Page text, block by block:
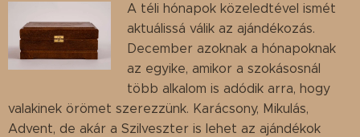
A téli hónapok közeledtével ismét
aktuálissá válik az ajándékozás.
December azoknak a hónapoknak
az egyike, amikor a szokásosnál
több alkalom is adódik arra, hogy
valakinek örömet szerezzünk. Karácsony, Mikulás,
Advent, de akár a Szilveszter is lehet az ajándékok